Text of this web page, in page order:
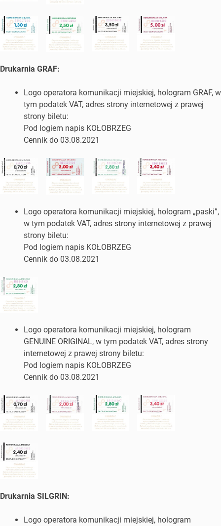
Drukarnia GRAF:
Logo operatora komunikacji miejskiej, hologram GRAF, w
tym podatek VAT, adres strony internetowej z prawej
strony biletu:
Pod logiem napis KOŁOBRZEG
Cennik do 03.08.2021
Logo operatora komunikacji miejskiej, hologram „paski”,
w tym podatek VAT, adres strony internetowej z prawej
strony biletu:
Pod logiem napis KOŁOBRZEG
Cennik do 03.08.2021
Logo operatora komunikacji miejskiej, hologram
GENUINE ORIGINAL, w tym podatek VAT, adres strony
internetowej z prawej strony biletu:
Pod logiem napis KOŁOBRZEG
Cennik do 03.08.2021
Drukarnia SILGRIN:
Logo operatora komunikacji miejskiej, hologram